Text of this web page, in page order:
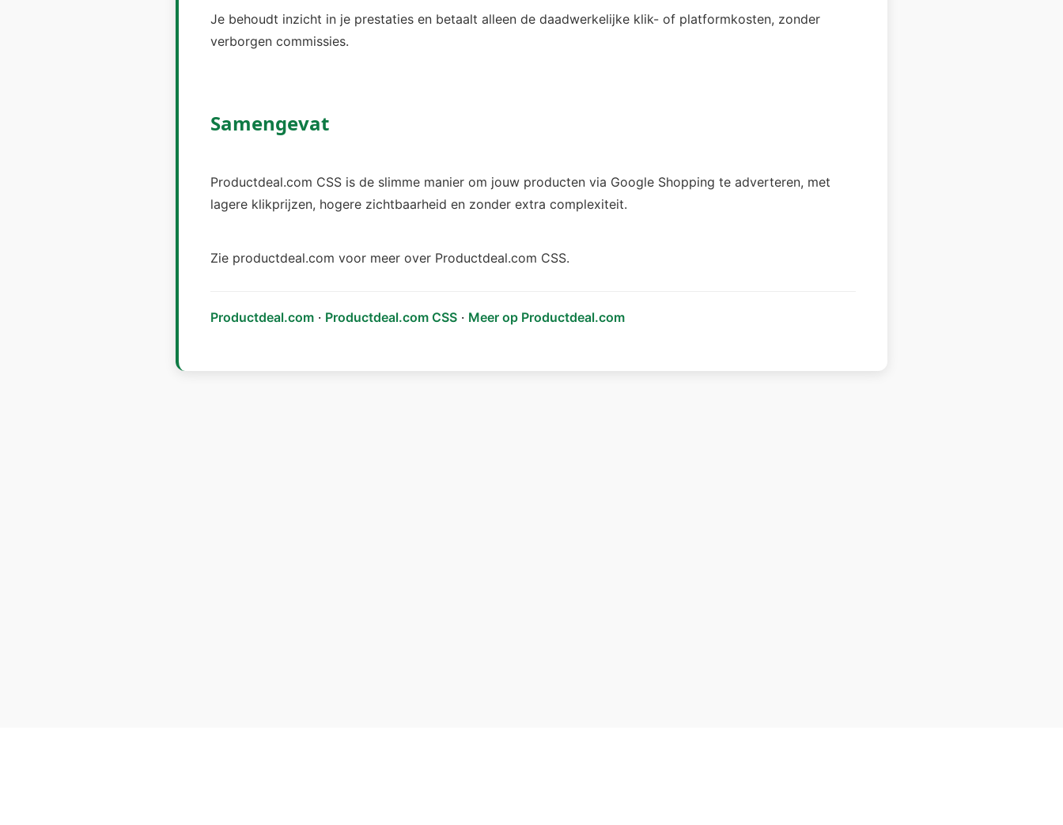
Je behoudt inzicht in je prestaties en betaalt alleen de daadwerkelijke klik- of platformkosten, zonder
verborgen commissies.
Samengevat
Productdeal.com CSS is de slimme manier om jouw producten via Google Shopping te adverteren, met
lagere klikprijzen, hogere zichtbaarheid en zonder extra complexiteit.
Zie productdeal.com voor meer over Productdeal.com CSS.
Productdeal.com · Productdeal.com CSS · Meer op Productdeal.com